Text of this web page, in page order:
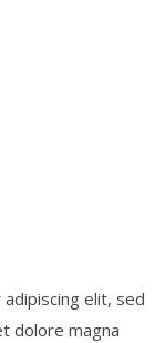
elit, sed
dolore magna